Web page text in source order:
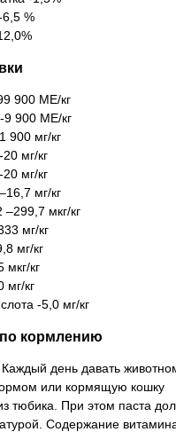
%
900 МЕ/кг
9 900 МЕ/кг
900 мг/кг
мг/кг
мг/кг
мг/кг
мкг/кг
мг/кг
мг/кг
мкг/кг
мг/кг
-5,0 мг/кг
кормлению
день давать
или кормящую кошку
тюбика. При этом паста
Содержание